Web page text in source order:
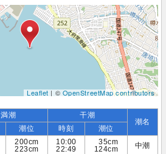
Leaflet| ©OpenStreetMap contributors
満潮 干潮
潮名
潮位 時刻
潮位
200cm
223cm
10:00
22:49
35cm
124cm
中潮